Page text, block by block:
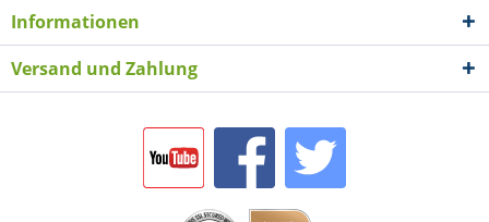
Informationen
Versand und Zahlung